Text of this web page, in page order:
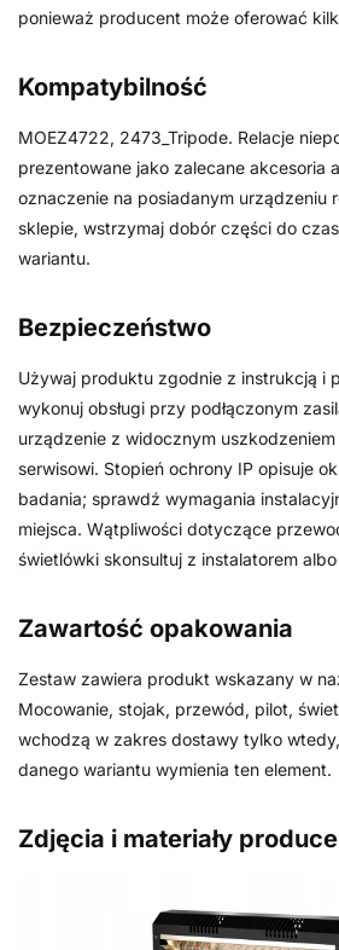
ponieważ producent może oferować
Kompatybilność
MOEZ4722, 2473_Tripode. Relacje
prezentowane jako zalecane akcesoria
oznaczenie na posiadanym urządzeniu
sklepie, wstrzymaj dobór części do
wariantu.
Bezpieczeństwo
Używaj produktu zgodnie z instrukcją i
wykonuj obsługi przy podłączonym
urządzenie z widocznym
serwisowi. Stopień ochrony IP opisuje
badania; sprawdź wymagania
miejsca. Wątpliwości dotyczące
świetlówki skonsultuj z instalatorem
Zawartość opakowania
Zestaw zawiera produkt wskazany w
Mocowanie, stojak, przewód, pilot,
wchodzą w zakres dostawy tylko
danego wariantu wymienia ten element.
Zdjęcia i materiały